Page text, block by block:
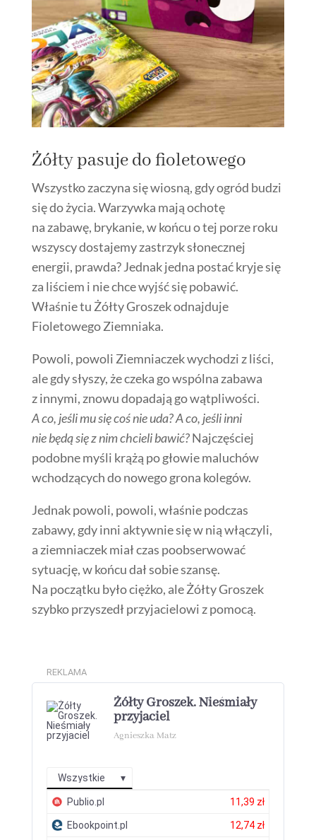
Żółty pasuje do fioletowego
Wszystko zaczyna się wiosną, gdy ogród budzi
się do życia. Warzywka mają ochotę
na zabawę, brykanie, w końcu o tej porze roku
wszyscy dostajemy zastrzyk słonecznej
energii, prawda? Jednak jedna postać kryje się
za liściem i nie chce wyjść się pobawić.
Właśnie tu Żółty Groszek odnajduje
Fioletowego Ziemniaka.
Powoli, powoli Ziemniaczek wychodzi z liści,
ale gdy słyszy, że czeka go wspólna zabawa
z innymi, znowu dopadają go wątpliwości.
A co, jeśli mu się coś nie uda? A co, jeśli inni
nie będą się z nim chcieli bawić?Najczęściej
podobne myśli krążą po głowie maluchów
wchodzących do nowego grona kolegów.
Jednak powoli, powoli, właśnie podczas
zabawy, gdy inni aktywnie się w nią włączyli,
a ziemniaczek miał czas poobserwować
sytuację, w końcu dał sobie szansę.
Na początku było ciężko, ale Żółty Groszek
szybko przyszedł przyjacielowi z pomocą.
REKLAMA
Żółty Groszek. Nieśmiały
przyjaciel
Agnieszka Matz
Wszystkie
Publio.pl 11,39 zł
Ebookpoint.pl 12,74 zł